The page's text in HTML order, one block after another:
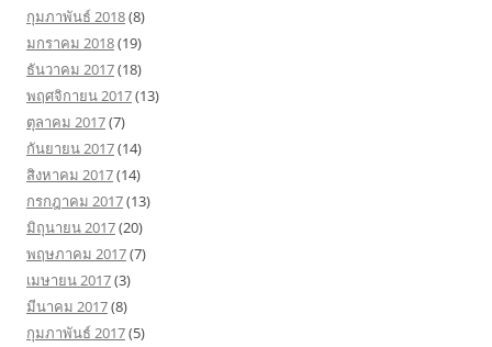
กุมภาพันธ์ 2018(8)
มกราคม 2018(19)
ธันวาคม 2017(18)
พฤศจิกายน 2017(13)
ตุลาคม 2017(7)
กันยายน 2017(14)
สิงหาคม 2017(14)
กรกฎาคม 2017(13)
มิถุนายน 2017(20)
พฤษภาคม 2017(7)
เมษายน 2017(3)
มีนาคม 2017(8)
กุมภาพันธ์ 2017(5)